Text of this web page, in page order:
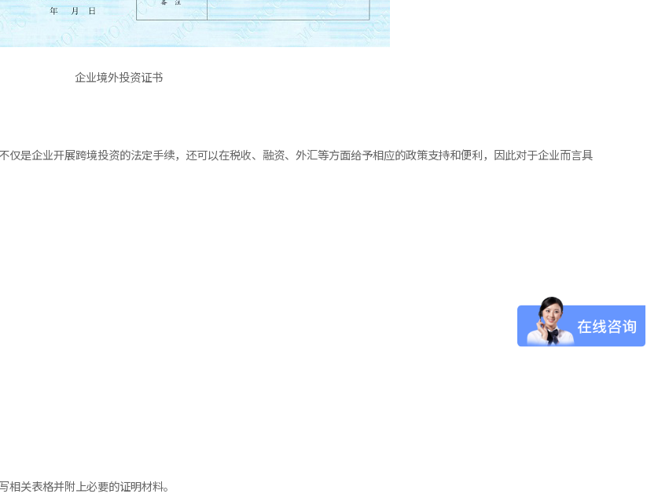
企业境外投资证书
是企业开展跨境投资的法定手续，还可以在税收、融资、外汇等方面给予相应的政策支持和便利，因此对于企业而言具
关表格并附上必要的证明材料。